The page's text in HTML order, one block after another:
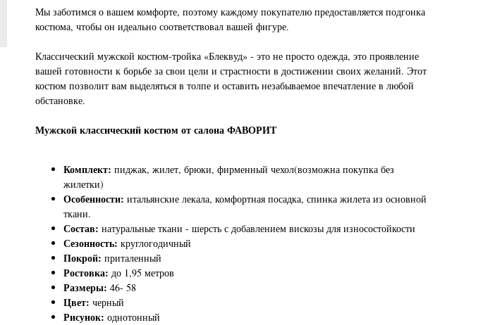
Мы заботимся о вашем комфорте, поэтому каждому покупателю предоставляется подгонка
костюма, чтобы он идеально соответствовал вашей фигуре.
Классический мужской костюм-тройка «Блеквуд» - это не просто одежда, это проявление
вашей готовности к борьбе за свои цели и страстности в достижении своих желаний. Этот
костюм позволит вам выделяться в толпе и оставить незабываемое впечатление в любой
обстановке.
Мужской классический костюм от салона ФАВОРИТ
Комплект: пиджак, жилет, брюки, фирменный чехол(возможна покупка без
жилетки)
Особенности: итальянские лекала, комфортная посадка, спинка жилета из основной
ткани.
Состав: натуральные ткани - шерсть с добавлением вискозы для износостойкости
Сезонность: круглогодичный
Покрой: приталенный
Ростовка: до 1,95 метров
Размеры: 46- 58
Цвет: черный
Рисунок: однотонный